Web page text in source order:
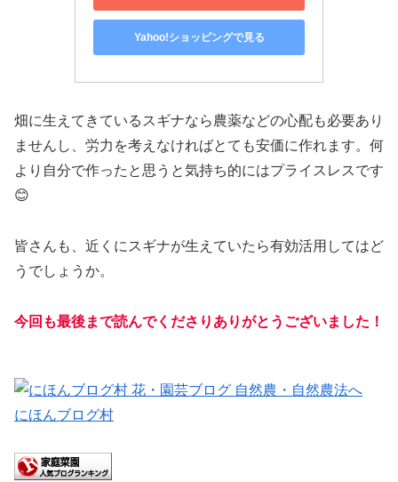
Yahoo!ショッピングで見る
畑に生えてきているスギナなら農薬などの心配も必要あり
ませんし、労力を考えなければとても安価に作れます。何
より自分で作ったと思うと気持ち的にはプライスレスです
😊
皆さんも、近くにスギナが生えていたら有効活用してはど
うでしょうか。
今回も最後まで読んでくださりありがとうございました！
にほんブログ村